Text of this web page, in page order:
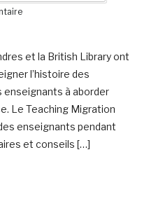
et la British Library ont
l’histoire des
enseignants à aborder
Le Teaching Migration
enseignants pendant
et conseils […]